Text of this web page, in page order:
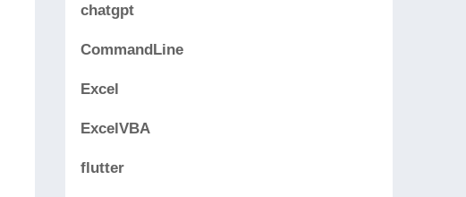
chatgpt
CommandLine
Excel
ExcelVBA
flutter